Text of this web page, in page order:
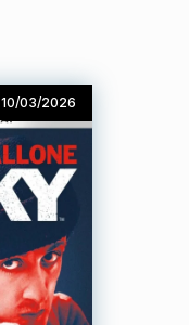
10/03/2026